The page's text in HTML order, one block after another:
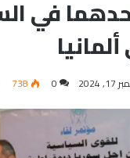
في
2024
0
738